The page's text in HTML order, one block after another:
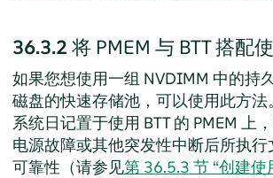
36.3.2 将 PMEM 与 BTT 搭配
如果您想使用一组 NVDIMM 中的持
磁盘的快速存储池，可以使用此方
系统日记置于使用 BTT 的 PMEM 上
电源故障或其他突发性中断后所执
可靠性（请参见第 36.5.3 节 “创建使